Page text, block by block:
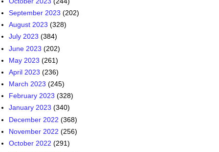
May 2023(261)
April 2023(236)
March 2023(245)
February 2023(328)
January 2023(340)
December 2022
November 2022
October 2022(291)
September 2022(427)
August 2022(466)
July 2022(355)
June 2022 (283)
May 2022(325)